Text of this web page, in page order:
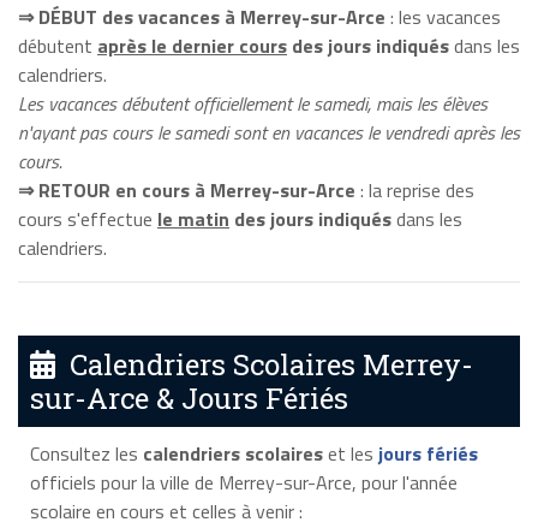
⇒ DÉBUT des vacances à Merrey-sur-Arce : les vacances
débutent après le dernier cours des jours indiquésdans les
calendriers.
Les vacances débutent officiellement le samedi, mais les élèves
n'ayant pas cours le samedi sont en vacances le vendredi après les
cours.
⇒ RETOUR en cours à Merrey-sur-Arce : la reprise des
cours s'effectue le matin des jours indiquésdans les
calendriers.
Calendriers Scolaires Merrey-
sur-Arce & Jours Fériés
Consultez les calendriers scolaireset les jours fériés
officiels pour la ville de Merrey-sur-Arce, pour l'année
scolaire en cours et celles à venir :